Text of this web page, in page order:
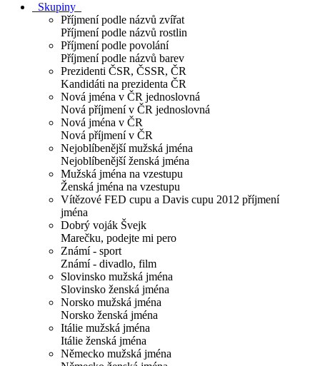
Skupiny
Příjmení podle názvů zvířat
Příjmení podle názvů rostlin
Příjmení podle povolání
Příjmení podle názvů barev
Prezidenti ČSR, ČSSR, ČR
Kandidáti na prezidenta ČR
Nová jména v ČR jednoslovná
Nová příjmení v ČR jednoslovná
Nová jména v ČR
Nová příjmení v ČR
Nejoblíbenější mužská jména
Nejoblíbenější ženská jména
Mužská jména na vzestupu
Ženská jména na vzestupu
Vítězové FED cupu a Davis cupu 2012 příjmení
jména
Dobrý voják Švejk
Marečku, podejte mi pero
Známí - sport
Známí - divadlo, film
Slovinsko mužská jména
Slovinsko ženská jména
Norsko mužská jména
Norsko ženská jména
Itálie mužská jména
Itálie ženská jména
Německo mužská jména